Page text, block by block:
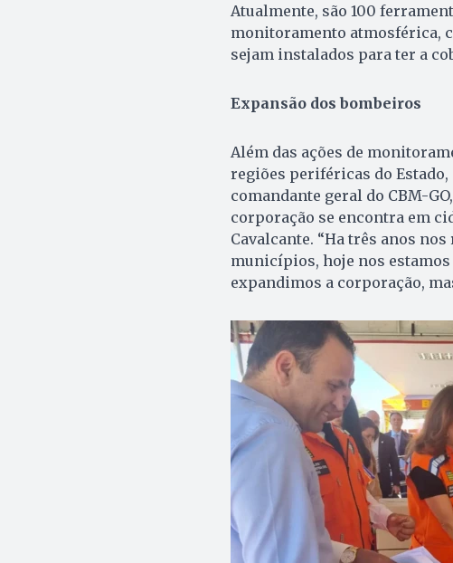
Atualmente, são 100
monitoramento atmosférica,
sejam instalados para ter a
Expansão dos bombeiros
Além das ações de
regiões periféricas do
comandante geral do CBM-
corporação se encontra em
Cavalcante. “Ha três anos
municípios, hoje nos estamos
expandimos a corporação,